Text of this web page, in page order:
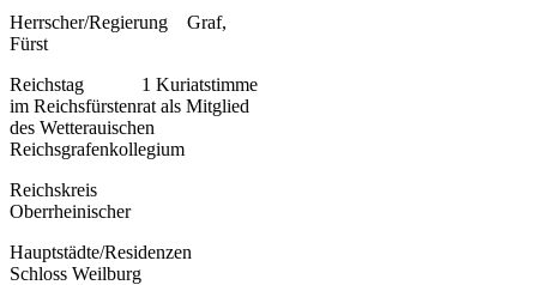
Herrscher/Regierung Graf,
Fürst
Reichstag 1 Kuriatstimme
im Reichsfürstenrat als Mitglied
des Wetterauischen
Reichsgrafenkollegium
Reichskreis
Oberrheinischer
Hauptstädte/Residenzen
Schloss Weilburg